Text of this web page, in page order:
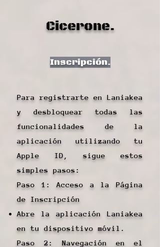
Cicerone.
Inscripción.
Para registrarte en Laniakea
y desbloquear todas las
funcionalidades de la
aplicación utilizando tu
Apple ID, sigue estos
simples pasos:
Paso 1: Acceso a la Página
de Inscripción
Abre la aplicación Laniakea
en tu dispositivo móvil.
Paso 2: Navegación en el